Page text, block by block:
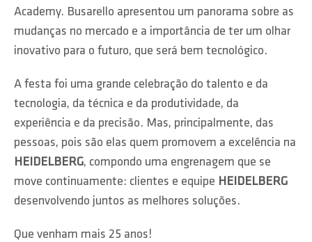
Academy. Busarello apresentou um panorama sobre as
mudanças no mercado e a importância de ter um olhar
inovativo para o futuro, que será bem tecnológico.
A festa foi uma grande celebração do talento e da
tecnologia, da técnica e da produtividade, da
experiência e da precisão. Mas, principalmente, das
pessoas, pois são elas quem promovem a excelência na
HEIDELBERG, compondo uma engrenagem que se
move continuamente: clientes e equipe HEIDELBERG
desenvolvendo juntos as melhores soluções.
Que venham mais 25 anos!